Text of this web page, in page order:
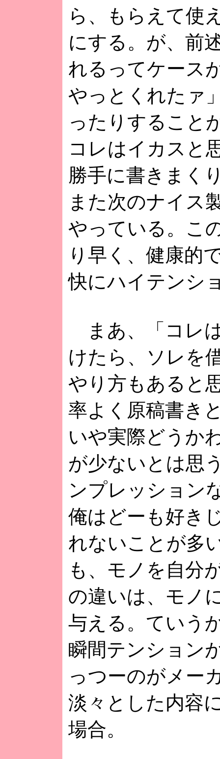
ら、もらえて使
にする。が、前
れるってケース
やっとくれたァ
ったりすること
コレはイカスと
勝手に書きまく
また次のナイス
やっている。こ
り早く、健康的
快にハイテンシ
まあ、「コレ
けたら、ソレを
やり方もあると
率よく原稿書き
いや実際どうか
が少ないとは思
ンプレッション
俺はどーも好き
れないことが多
も、モノを自分
の違いは、モノ
与える。ていう
瞬間テンション
っつーのがメー
淡々とした内容
場合。